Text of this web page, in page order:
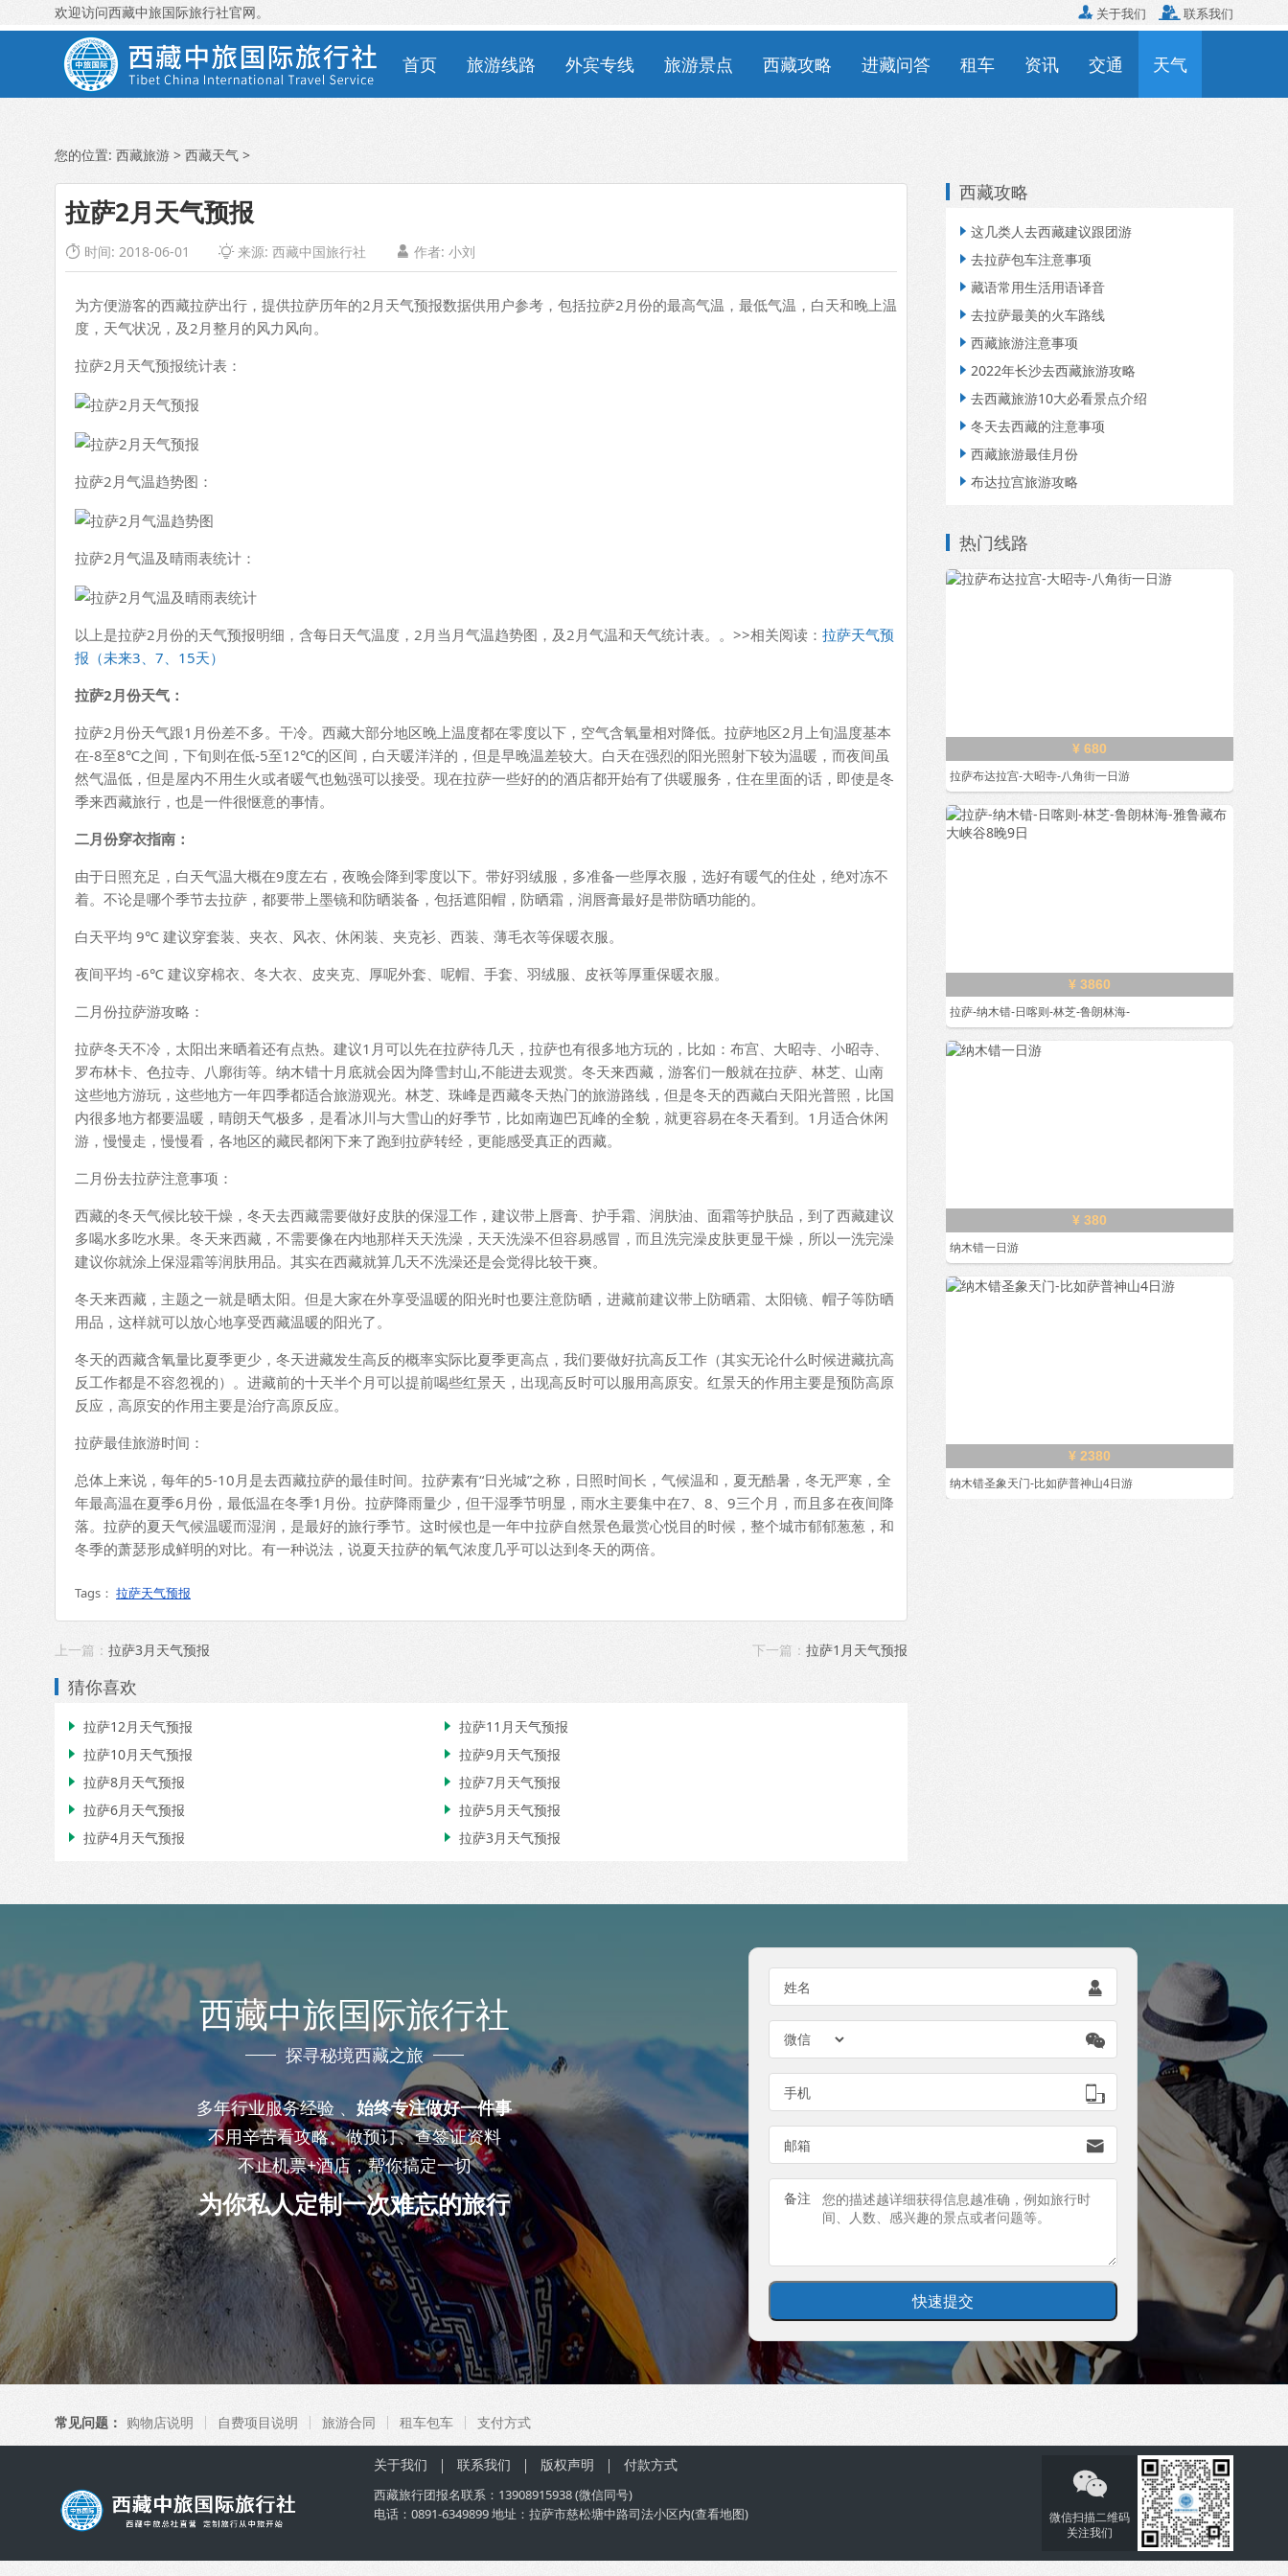
欢迎访问西藏中旅国际旅行社官网。  关于我们  联系我们
首页 旅游线路 外宾专线 旅游景点 西藏攻略 进藏问答 租车 资讯 交通 天气
您的位置: 西藏旅游 > 西藏天气 >
拉萨2月天气预报
 时间: 2018-06-01 来源: 西藏中国旅行社  作者: 小刘
为方便游客的西藏拉萨出行，提供拉萨历年的2月天气预报数据供用户参考，包括拉萨2月份的最高气温，最低气温，白天和晚上温
度，天气状况，及2月整月的风力风向。
拉萨2月天气预报统计表：
拉萨2月气温趋势图：
拉萨2月气温及晴雨表统计：
以上是拉萨2月份的天气预报明细，含每日天气温度，2月当月气温趋势图，及2月气温和天气统计表。。>>相关阅读： 拉萨天气预
报（未来3、7、15天）
拉萨2月份天气：
拉萨2月份天气跟1月份差不多。干冷。西藏大部分地区晚上温度都在零度以下，空气含氧量相对降低。拉萨地区2月上旬温度基本
在-8至8℃之间，下旬则在低-5至12℃的区间，白天暖洋洋的，但是早晚温差较大。白天在强烈的阳光照射下较为温暖，而夜间虽
然气温低，但是屋内不用生火或者暖气也勉强可以接受。现在拉萨一些好的的酒店都开始有了供暖服务，住在里面的话，即使是冬
季来西藏旅行，也是一件很惬意的事情。
二月份穿衣指南：
由于日照充足，白天气温大概在9度左右，夜晚会降到零度以下。带好羽绒服，多准备一些厚衣服，选好有暖气的住处，绝对冻不
着。不论是哪个季节去拉萨，都要带上墨镜和防晒装备，包括遮阳帽，防晒霜，润唇膏最好是带防晒功能的。
白天平均 9℃ 建议穿套装、夹衣、风衣、休闲装、夹克衫、西装、薄毛衣等保暖衣服。
夜间平均 -6℃ 建议穿棉衣、冬大衣、皮夹克、厚呢外套、呢帽、手套、羽绒服、皮袄等厚重保暖衣服。
二月份拉萨游攻略：
拉萨冬天不冷，太阳出来晒着还有点热。建议1月可以先在拉萨待几天，拉萨也有很多地方玩的，比如：布宫、大昭寺、小昭寺、
罗布林卡、色拉寺、八廓街等。纳木错十月底就会因为降雪封山,不能进去观赏。冬天来西藏，游客们一般就在拉萨、林芝、山南
这些地方游玩，这些地方一年四季都适合旅游观光。林芝、珠峰是西藏冬天热门的旅游路线，但是冬天的西藏白天阳光普照，比国
内很多地方都要温暖，晴朗天气极多，是看冰川与大雪山的好季节，比如南迦巴瓦峰的全貌，就更容易在冬天看到。1月适合休闲
游，慢慢走，慢慢看，各地区的藏民都闲下来了跑到拉萨转经，更能感受真正的西藏。
二月份去拉萨注意事项：
西藏的冬天气候比较干燥，冬天去西藏需要做好皮肤的保湿工作，建议带上唇膏、护手霜、润肤油、面霜等护肤品，到了西藏建议
多喝水多吃水果。冬天来西藏，不需要像在内地那样天天洗澡，天天洗澡不但容易感冒，而且洗完澡皮肤更显干燥，所以一洗完澡
建议你就涂上保湿霜等润肤用品。其实在西藏就算几天不洗澡还是会觉得比较干爽。
冬天来西藏，主题之一就是晒太阳。但是大家在外享受温暖的阳光时也要注意防晒，进藏前建议带上防晒霜、太阳镜、帽子等防晒
用品，这样就可以放心地享受西藏温暖的阳光了。
冬天的西藏含氧量比夏季更少，冬天进藏发生高反的概率实际比夏季更高点，我们要做好抗高反工作（其实无论什么时候进藏抗高
反工作都是不容忽视的）。进藏前的十天半个月可以提前喝些红景天，出现高反时可以服用高原安。红景天的作用主要是预防高原
反应，高原安的作用主要是治疗高原反应。
拉萨最佳旅游时间：
总体上来说，每年的5-10月是去西藏拉萨的最佳时间。拉萨素有“日光城”之称，日照时间长，气候温和，夏无酷暑，冬无严寒，全
年最高温在夏季6月份，最低温在冬季1月份。拉萨降雨量少，但干湿季节明显，雨水主要集中在7、8、9三个月，而且多在夜间降
落。拉萨的夏天气候温暖而湿润，是最好的旅行季节。这时候也是一年中拉萨自然景色最赏心悦目的时候，整个城市郁郁葱葱，和
冬季的萧瑟形成鲜明的对比。有一种说法，说夏天拉萨的氧气浓度几乎可以达到冬天的两倍。
Tags： 拉萨天气预报
上一篇： 拉萨3月天气预报 下一篇： 拉萨1月天气预报
猜你喜欢
 拉萨12月天气预报  拉萨11月天气预报
 拉萨10月天气预报  拉萨9月天气预报
 拉萨8月天气预报  拉萨7月天气预报
 拉萨6月天气预报  拉萨5月天气预报
 拉萨4月天气预报  拉萨3月天气预报
西藏攻略
 这几类人去西藏建议跟团游
 去拉萨包车注意事项
 藏语常用生活用语译音
 去拉萨最美的火车路线
 西藏旅游注意事项
 2022年长沙去西藏旅游攻略
 去西藏旅游10大必看景点介绍
 冬天去西藏的注意事项
 西藏旅游最佳月份
 布达拉宫旅游攻略
热门线路
¥ 680
拉萨布达拉宫-大昭寺-八角街一日游
¥ 3860
拉萨-纳木错-日喀则-林芝-鲁朗林海-
¥ 380
纳木错一日游
¥ 2380
纳木错圣象天门-比如萨普神山4日游
西藏中旅国际旅行社
探寻秘境西藏之旅
多年行业服务经验 、 始终专注做好一件事
不用辛苦看攻略、做预订、查签证资料
不止机票+酒店，帮你搞定一切
为你私人定制一次难忘的旅行
姓名 

手机 
邮箱 
备注
常见问题： 购物店说明 自费项目说明 旅游合同 租车包车 支付方式
关于我们 联系我们 版权声明 付款方式
西藏旅行团报名联系： 13908915938(微信同号)
电话：0891-6349899 地址：拉萨市慈松塘中路司法小区内(查看地图)

微信扫描二维码
关注我们